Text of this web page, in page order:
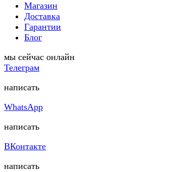
Магазин
Доставка
Гарантии
Блог
мы сейчас онлайн
Телеграм
написать
WhatsApp
написать
ВКонтакте
написать